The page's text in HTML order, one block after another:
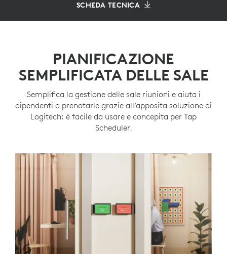
SCHEDA TECNICA
PIANIFICAZIONE
SEMPLIFICATA DELLE SALE
Semplifica la gestione delle sale riunioni e aiuta i
dipendenti a prenotarle grazie all’apposita soluzione di
Logitech: è facile da usare e concepita per Tap
Scheduler.